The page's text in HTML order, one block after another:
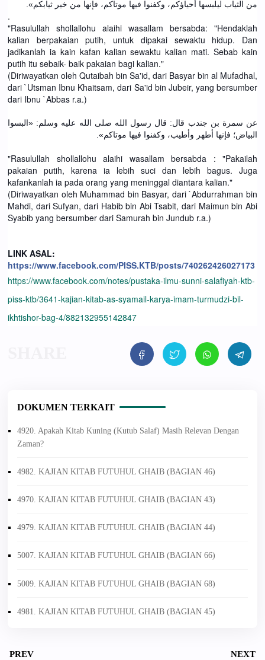
من الثياب ليلبسها أحياؤكم، وكفنوا فيها موتاكم، فإنها من خير ثيابكم».
.
"Rasulullah shollallohu alaihi wasallam bersabda: "Hendaklah
kalian berpakaian putih, untuk dipakai sewaktu hidup. Dan
jadikanlah ia kain kafan kalian sewaktu kalian mati. Sebab kain
putih itu sebaik- baik pakaian bagi kalian."
(Diriwayatkan oleh Qutaibah bin Sa'id, dari Basyar bin al Mufadhal,
dari `Utsman Ibnu Khaitsam, dari Sa'id bin Jubeir, yang bersumber
dari Ibnu `Abbas r.a.)
عن سمرة بن جندب قال: قال رسول الله صلى الله عليه وسلم: «البسوا
البياض؛ فإنها أطهر وأطيب، وكفنوا فيها موتاكم».
"Rasulullah shollallohu alaihi wasallam bersabda : "Pakailah
pakaian putih, karena ia lebih suci dan lebih bagus. Juga
kafankanlah ia pada orang yang meninggal diantara kalian."
(Diriwayatkan oleh Muhammad bin Basyar, dari `Abdurrahman bin
Mahdi, dari Sufyan, dari Habib bin Abi Tsabit, dari Maimun bin Abi
Syabib yang bersumber dari Samurah bin Jundub r.a.)
LINK ASAL:
https://www.facebook.com/PISS.KTB/posts/740262426027173
https://www.facebook.com/notes/pustaka-ilmu-sunni-salafiyah-ktb-
piss-ktb/3641-kajian-kitab-as-syamail-karya-imam-turmudzi-bil-
ikhtishor-bag-4/882132955142847
DOKUMEN TERKAIT
4920. Apakah Kitab Kuning (Kutub Salaf) Masih Relevan Dengan
Zaman?
4982. KAJIAN KITAB FUTUHUL GHAIB (BAGIAN 46)
4970. KAJIAN KITAB FUTUHUL GHAIB (BAGIAN 43)
4979. KAJIAN KITAB FUTUHUL GHAIB (BAGIAN 44)
5007. KAJIAN KITAB FUTUHUL GHAIB (BAGIAN 66)
5009. KAJIAN KITAB FUTUHUL GHAIB (BAGIAN 68)
4981. KAJIAN KITAB FUTUHUL GHAIB (BAGIAN 45)
PREV NEXT